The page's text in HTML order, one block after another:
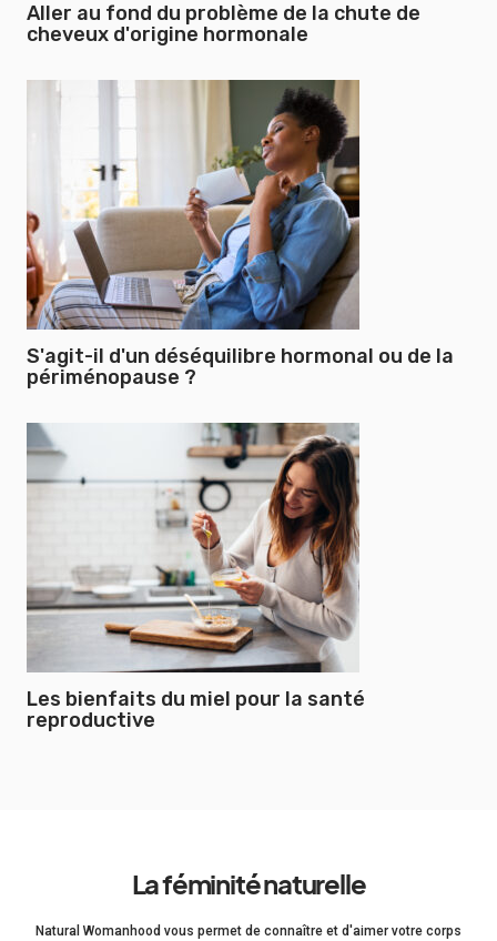
Aller au fond du problème de la chute de
cheveux d'origine hormonale
S'agit-il d'un déséquilibre hormonal ou de la
périménopause ?
Les bienfaits du miel pour la santé
reproductive
La féminité naturelle
Natural Womanhood vous permet de connaître et d'aimer votre corps